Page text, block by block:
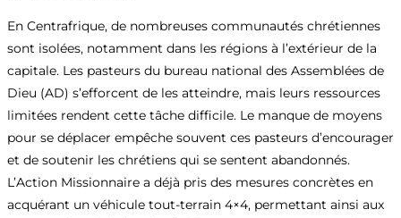
En Centrafrique, de nombreuses communautés chrétiennes
sont isolées, notamment dans les régions à l’extérieur de la
capitale. Les pasteurs du bureau national des Assemblées de
Dieu (AD) s’efforcent de les atteindre, mais leurs ressources
limitées rendent cette tâche difficile. Le manque de moyens
pour se déplacer empêche souvent ces pasteurs d’encourager
et de soutenir les chrétiens qui se sentent abandonnés.
L’Action Missionnaire a déjà pris des mesures concrètes en
acquérant un véhicule tout-terrain 4×4, permettant ainsi aux